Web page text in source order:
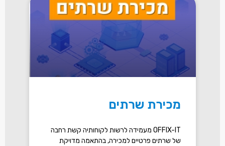
מכירת שרתים
OFFIX-IT מעמידה לרשות לקוחותיה קשת רחבה
של שרתים פרטיים למכירה, בהתאמה מדויקת